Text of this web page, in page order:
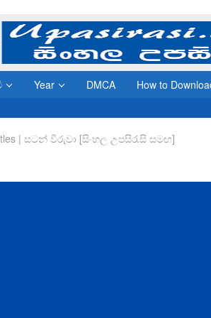
Year DMCA How to
| සටන් විරුවා [සිංහල උපසිරැසි සමඟ]